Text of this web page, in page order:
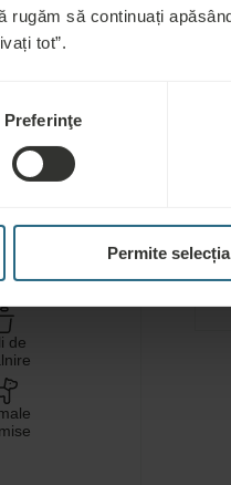
să continuați
tot”.
Preferinţe
Permite selecția
de